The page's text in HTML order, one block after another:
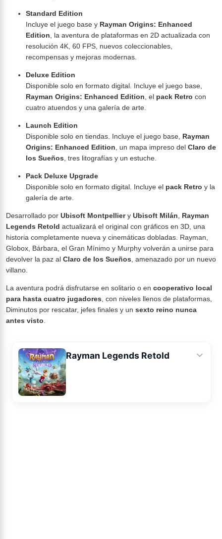
Standard Edition
Incluye el juego base y Rayman Origins: Enhanced
Edition , la aventura de plataformas en 2D actualizada con
resolución 4K, 60 FPS, nuevos coleccionables,
recompensas y mejoras modernas.
Deluxe Edition
Disponible solo en formato digital. Incluye el juego base,
Rayman Origins: Enhanced Edition , el pack Retro con
cuatro atuendos y una galería de arte.
Launch Edition
Disponible solo en tiendas. Incluye el juego base, Rayman
Origins: Enhanced Edition , un mapa impreso del Claro de
los Sueños , tres litografías y un estuche.
Pack Deluxe Upgrade
Disponible solo en formato digital. Incluye el pack Retro y la
galería de arte.
Desarrollado por Ubisoft Montpelliery Ubisoft Milán
Rayman
Legends Retold actualizará el original con gráficos en 3D, una
historia completamente nueva y cinemáticas dobladas. Rayman,
Globox, Bárbara, el Gran Mínimo y Murphy volverán a unirse para
devolver la paz al Claro de los Sueños , amenazado por un nuevo
villano.
La aventura podrá disfrutarse en solitario o en cooperativo local
para hasta cuatro jugadores , con niveles llenos de plataformas,
Diminutos por rescatar, jefes finales y un sexto reino nunca
antes visto
Rayman Legends Retold